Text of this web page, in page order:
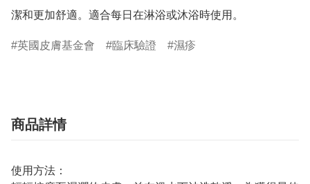
潔和更加舒適。適合每日在淋浴或沐浴時使用。
英國皮膚基金會 臨床驗證 濕疹
商品詳情
使用方法：